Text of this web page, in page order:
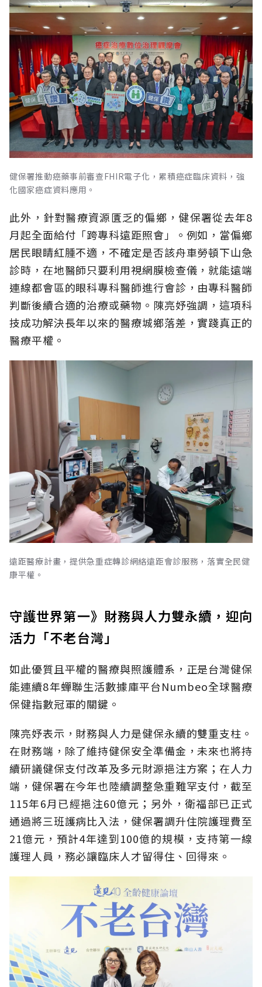
健保署推動癌藥事前審查FHIR電子化，累積癌症臨床資料，強
化國家癌症資料應用。
此外，針對醫療資源匱乏的偏鄉，健保署從去年8
月起全面給付「跨專科遠距照會」。例如，當偏鄉
居民眼睛紅腫不適，不確定是否該舟車勞頓下山急
診時，在地醫師只要利用視網膜檢查儀，就能遠端
連線都會區的眼科專科醫師進行會診，由專科醫師
判斷後續合適的治療或藥物。陳亮妤強調，這項科
技成功解決長年以來的醫療城鄉落差，實踐真正的
醫療平權。
遠距醫療計畫，提供急重症轉診網絡遠距會診服務，落實全民健
康平權。
守護世界第一》財務與人力雙永續，迎向
活力「不老台灣」
如此優質且平權的醫療與照護體系，正是台灣健保
能連續8年蟬聯生活數據庫平台Numbeo全球醫療
保健指數冠軍的關鍵。
陳亮妤表示，財務與人力是健保永續的雙重支柱。
在財務端，除了維持健保安全準備金，未來也將持
續研議健保支付改革及多元財源挹注方案；在人力
端，健保署在今年也陸續調整急重難罕支付，截至
115年6月已經挹注60億元；另外，衛福部已正式
通過將三班護病比入法，健保署調升住院護理費至
21億元，預計4年達到100億的規模，支持第一線
護理人員，務必讓臨床人才留得住、回得來。